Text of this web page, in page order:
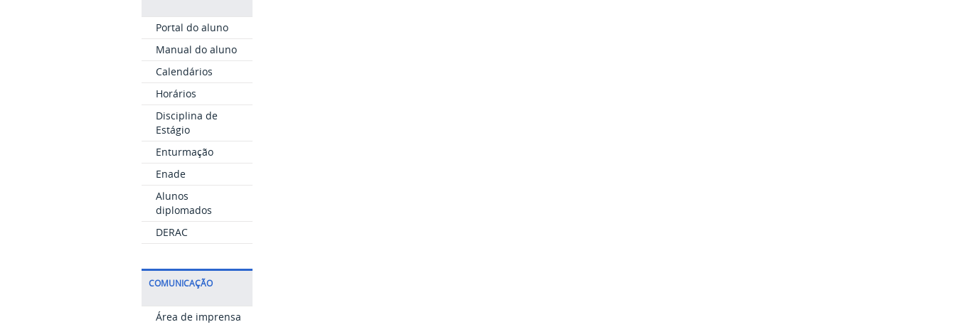
Portal do aluno
Manual do aluno
Calendários
Horários
Disciplina de
Estágio
Enturmação
Enade
Alunos
diplomados
DERAC
COMUNICAÇÃO
Área de imprensa